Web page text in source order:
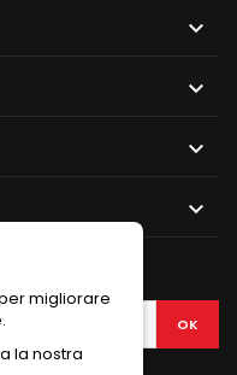




migliorare
la nostra